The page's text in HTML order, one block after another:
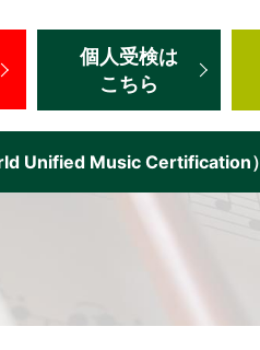
個人受検は
こちら
Unified Music Certification）